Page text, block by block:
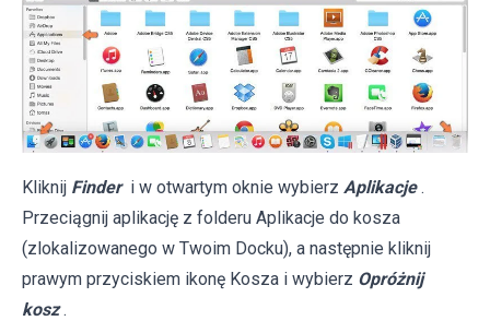
Kliknij Finder i w otwartym oknie wybierz Aplikacje .
Przeciągnij aplikację z folderu Aplikacje do kosza
(zlokalizowanego w Twoim Docku), a następnie kliknij
prawym przyciskiem ikonę Kosza i wybierz Opróżnij
kosz .